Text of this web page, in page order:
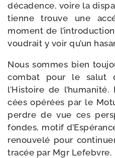
déca­dence, voire la
tienne trouve une
moment de
vou­drait y voir qu’un
Nous sommes bien
com­bat pour le salut
l’Histoire de
cées opé­rées par le
perdre de vue ces
fondes, motif
renou­ve­lé pour
tra­cée par Mgr Lefebvre.